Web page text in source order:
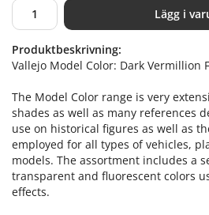
Lägg i
Produktbeskrivning:
Vallejo Model Color: Dark Vermillion
The Model Color range is very
shades as well as many references
use on historical figures as well as
employed for all types of vehicles,
models. The assortment includes a
transparent and fluorescent colors
effects.